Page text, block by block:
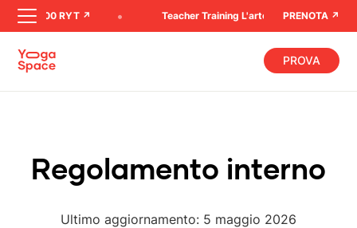
200 RYT ↗︎ Teacher Training L'arte di assistere ➚
PRENOTA ↗︎
PROVA
Rego amento interno
Ultimo aggiornamento: 5 maggio 2026